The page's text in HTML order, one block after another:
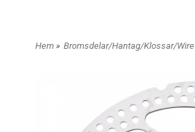
Hem » Bromsdelar/Hantag/Klossar/Wire